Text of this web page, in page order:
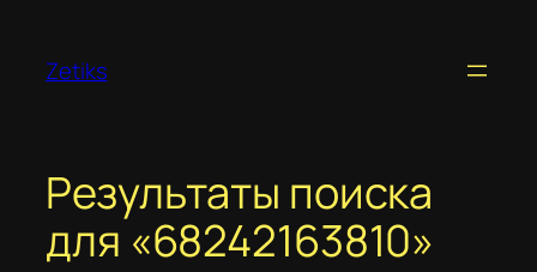
содержимому
Zetiks
Результаты поиска
для «68242163810»